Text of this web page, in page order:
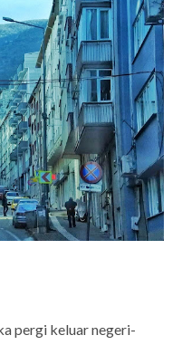
pergi keluar negeri-